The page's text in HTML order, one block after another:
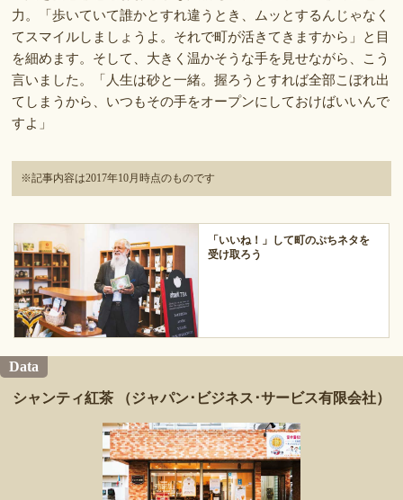
力。「歩いていて誰かとすれ違うとき、ムッとするんじゃなく
てスマイルしましょうよ。それで町が活きてきますから」と目
を細めます。そして、大きく温かそうな手を見せながら、こう
言いました。「人生は砂と一緒。握ろうとすれば全部こぼれ出
てしまうから、いつもその手をオープンにしておけばいいんで
すよ」
※記事内容は2017年10月時点のものです
「いいね！」して町のぷちネタを
受け取ろう
Data
シャンティ紅茶 （ジャパン･ビジネス･サービス有限会社）